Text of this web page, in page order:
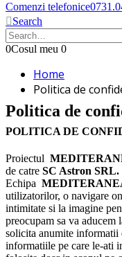
Comenzi telefonice
Search
0Cosul meu 0
Home
Politica de
Politica de
POLITICA DE
Proiectul
de catre SC Astron SRL.
Echipa
utilizatorilor, o navigare
intimitate si la imagine
preocupam sa va aducem
solicita anumite informatii
informatiile pe care le-ati